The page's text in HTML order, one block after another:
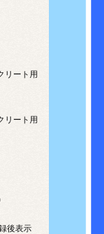
リート用
リート用
後表示